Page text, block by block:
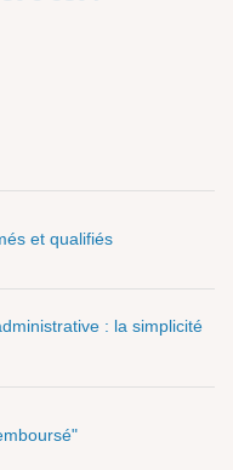
et qualifiés
: la simplicité